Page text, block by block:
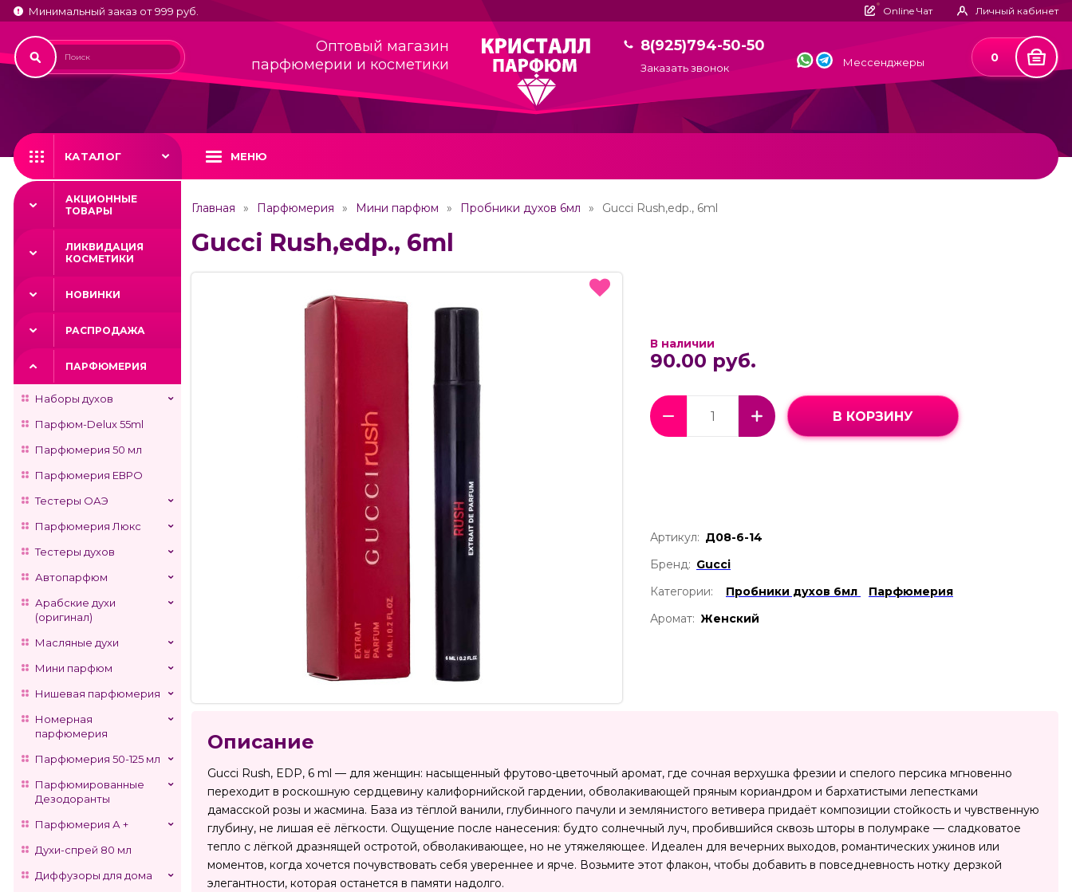
Минимальный заказ от 999 руб. Online Чат Личный кабинет
Оптовый магазин
парфюмерии и косметики
8(925)794-50-50
Заказать звонок Мессенджеры 0
КАТАЛОГ МЕНЮ
АКЦИОННЫЕ
ТОВАРЫ
ЛИКВИДАЦИЯ
КОСМЕТИКИ
НОВИНКИ
РАСПРОДАЖА
ПАРФЮМЕРИЯ
Наборы духов
Парфюм-Delux 55ml
Парфюмерия 50 мл
Парфюмерия ЕВРО
Тестеры ОАЭ
Парфюмерия Люкс
Тестеры духов
Автопарфюм
Арабские духи
(оригинал)
Масляные духи
Мини парфюм
Нишевая парфюмерия
Номерная
парфюмерия
Парфюмерия 50-125 мл
Парфюмированные
Дезодоранты
Парфюмерия А +
Духи-спрей 80 мл
Диффузоры для дома
Главная Парфюмерия Мини парфюм Пробники духов 6мл Gucci Rush,edp., 6ml
Gucci Rush,edp., 6ml
В наличии
90.00 руб.
В КОРЗИНУ
Артикул: Д08-6-14
Бренд: Gucci
Категории:
Пробники духов 6мл
Парфюмерия
Аромат: Женский
Описание
Gucci Rush, EDP, 6 ml — для женщин: насыщенный фрутово-цветочный аромат, где сочная верхушка фрезии и спелого персика мгновенно
переходит в роскошную сердцевину калифорнийской гардении, обволакивающей пряным кориандром и бархатистыми лепестками
дамасской розы и жасмина. База из тёплой ванили, глубинного пачули и землянистого ветивера придаёт композиции стойкость и чувственную
глубину, не лишая её лёгкости. Ощущение после нанесения: будто солнечный луч, пробившийся сквозь шторы в полумраке — сладковатое
тепло с лёгкой дразнящей остротой, обволакивающее, но не утяжеляющее. Идеален для вечерних выходов, романтических ужинов или
моментов, когда хочется почувствовать себя увереннее и ярче. Возьмите этот флакон, чтобы добавить в повседневность нотку дерзкой
элегантности, которая останется в памяти надолго.